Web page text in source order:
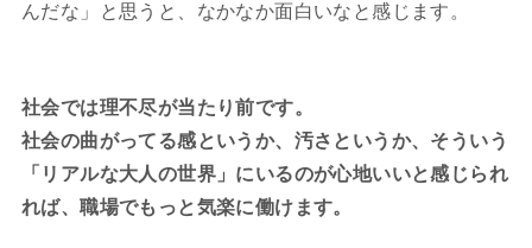
んだな」と思うと、なかなか面白いなと感じます。
社会では理不尽が当たり前です。
社会の曲がってる感というか、汚さというか、そういう
「リアルな大人の世界」にいるのが心地いいと感じられ
れば、職場でもっと気楽に働けます。